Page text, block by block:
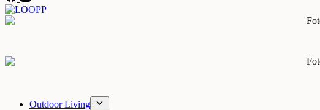
Outdoor Living